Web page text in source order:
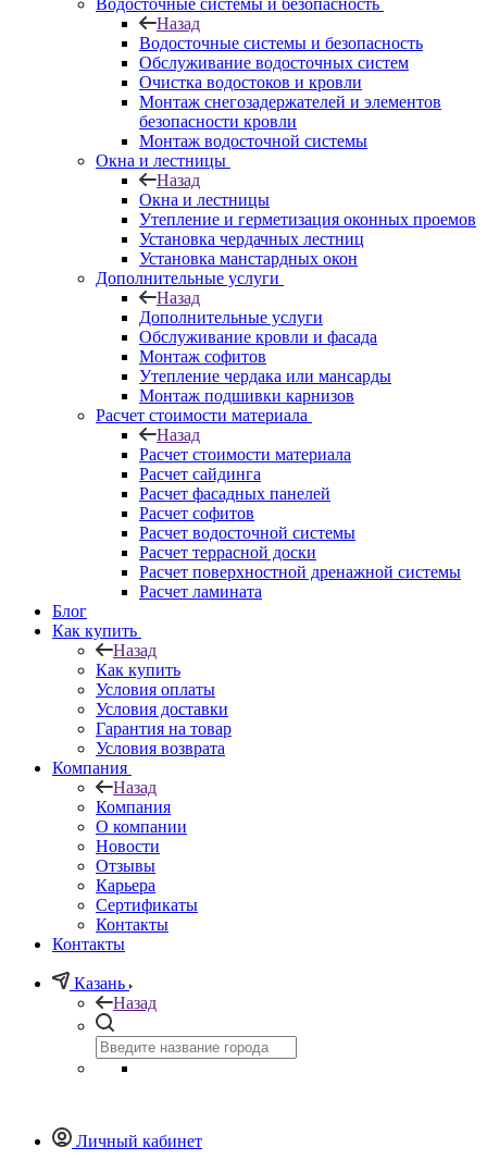
Водосточные системы и безопасность
Назад
Водосточные системы и безопасность
Обслуживание водосточных систем
Очистка водостоков и кровли
Монтаж снегозадержателей и элементов
безопасности кровли
Монтаж водосточной системы
Окна и лестницы
Назад
Окна и лестницы
Утепление и герметизация оконных проемов
Установка чердачных лестниц
Установка манстардных окон
Дополнительные услуги
Назад
Дополнительные услуги
Обслуживание кровли и фасада
Монтаж софитов
Утепление чердака или мансарды
Монтаж подшивки карнизов
Расчет стоимости материала
Назад
Расчет стоимости материала
Расчет сайдинга
Расчет фасадных панелей
Расчет софитов
Расчет водосточной системы
Расчет террасной доски
Расчет поверхностной дренажной системы
Расчет ламината
Блог
Как купить
Назад
Как купить
Условия оплаты
Условия доставки
Гарантия на товар
Условия возврата
Компания
Назад
Компания
О компании
Новости
Отзывы
Карьера
Сертификаты
Контакты
Контакты
Казань
Назад
Личный кабинет